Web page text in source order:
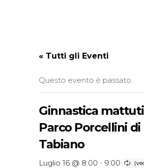
« Tutti gli Eventi
Questo evento è passato.
Ginnastica
Parco Porcellini di
Tabiano
Luglio 16 @ 8:00 - 9:00